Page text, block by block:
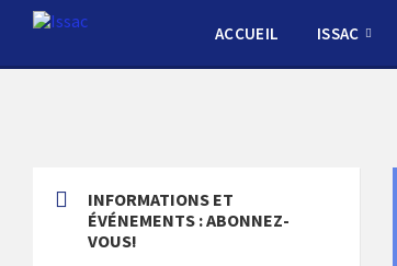
sidebar
sidebar
ACCUEIL ISSAC
INFORMATIONS ET
ÉVÉNEMENTS : ABONNEZ-
VOUS!